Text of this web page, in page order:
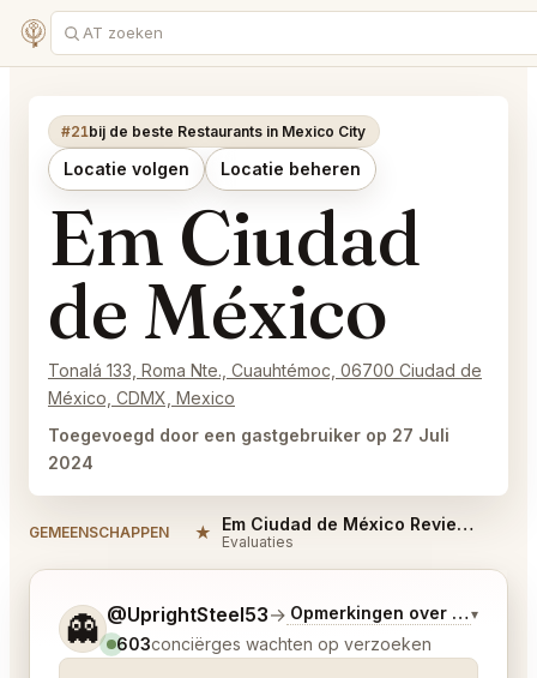
#21bij de beste Restaurants in Mexico City
Locatie volgen Locatie beheren
Em Ciudad
de México
Tonalá 133, Roma Nte., Cuauhtémoc, 06700 Ciudad de
México, CDMX, Mexico
Toegevoegd door een gastgebruiker op 27 Juli
2024
GEMEENSCHAPPEN ★ Em Ciudad de México Reviews
Evaluaties
👻 @UprightSteel53→ Opmerkingen over Laatste
▾
603conciërges wachten op verzoeken
Vertel me wat je wilt.